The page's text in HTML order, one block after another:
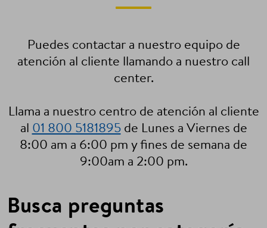
Puedes contactar a nuestro equipo de
atención al cliente llamando a nuestro call
center.
Llama a nuestro centro de atención al cliente
al 01 800 5181895de Lunes a Viernes de
8:00 am a 6:00 pm y fines de semana de
9:00am a 2:00 pm.
Busca preguntas